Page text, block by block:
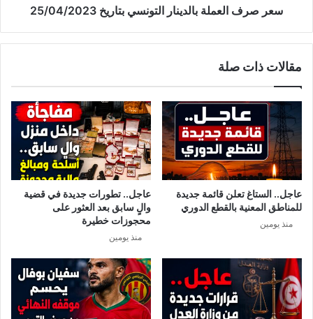
سعر صرف العملة بالدينار التونسي بتاريخ 25/04/2023
مقالات ذات صلة
عاجل.. الستاغ تعلن قائمة جديدة
للمناطق المعنية بالقطع الدوري
منذ يومين
عاجل.. تطورات جديدة في قضية
والٍ سابق بعد العثور على
محجوزات خطيرة
منذ يومين